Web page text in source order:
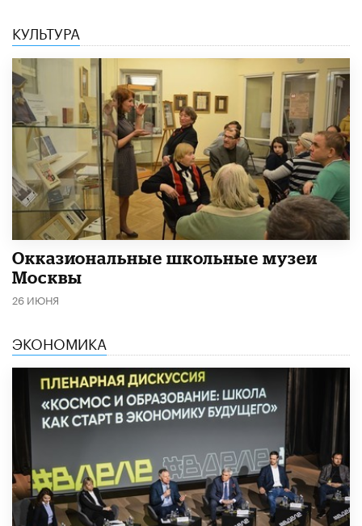
КУЛЬТУРА
​Окказиональные школьные музеи
Москвы
26 ИЮНЯ
ЭКОНОМИКА